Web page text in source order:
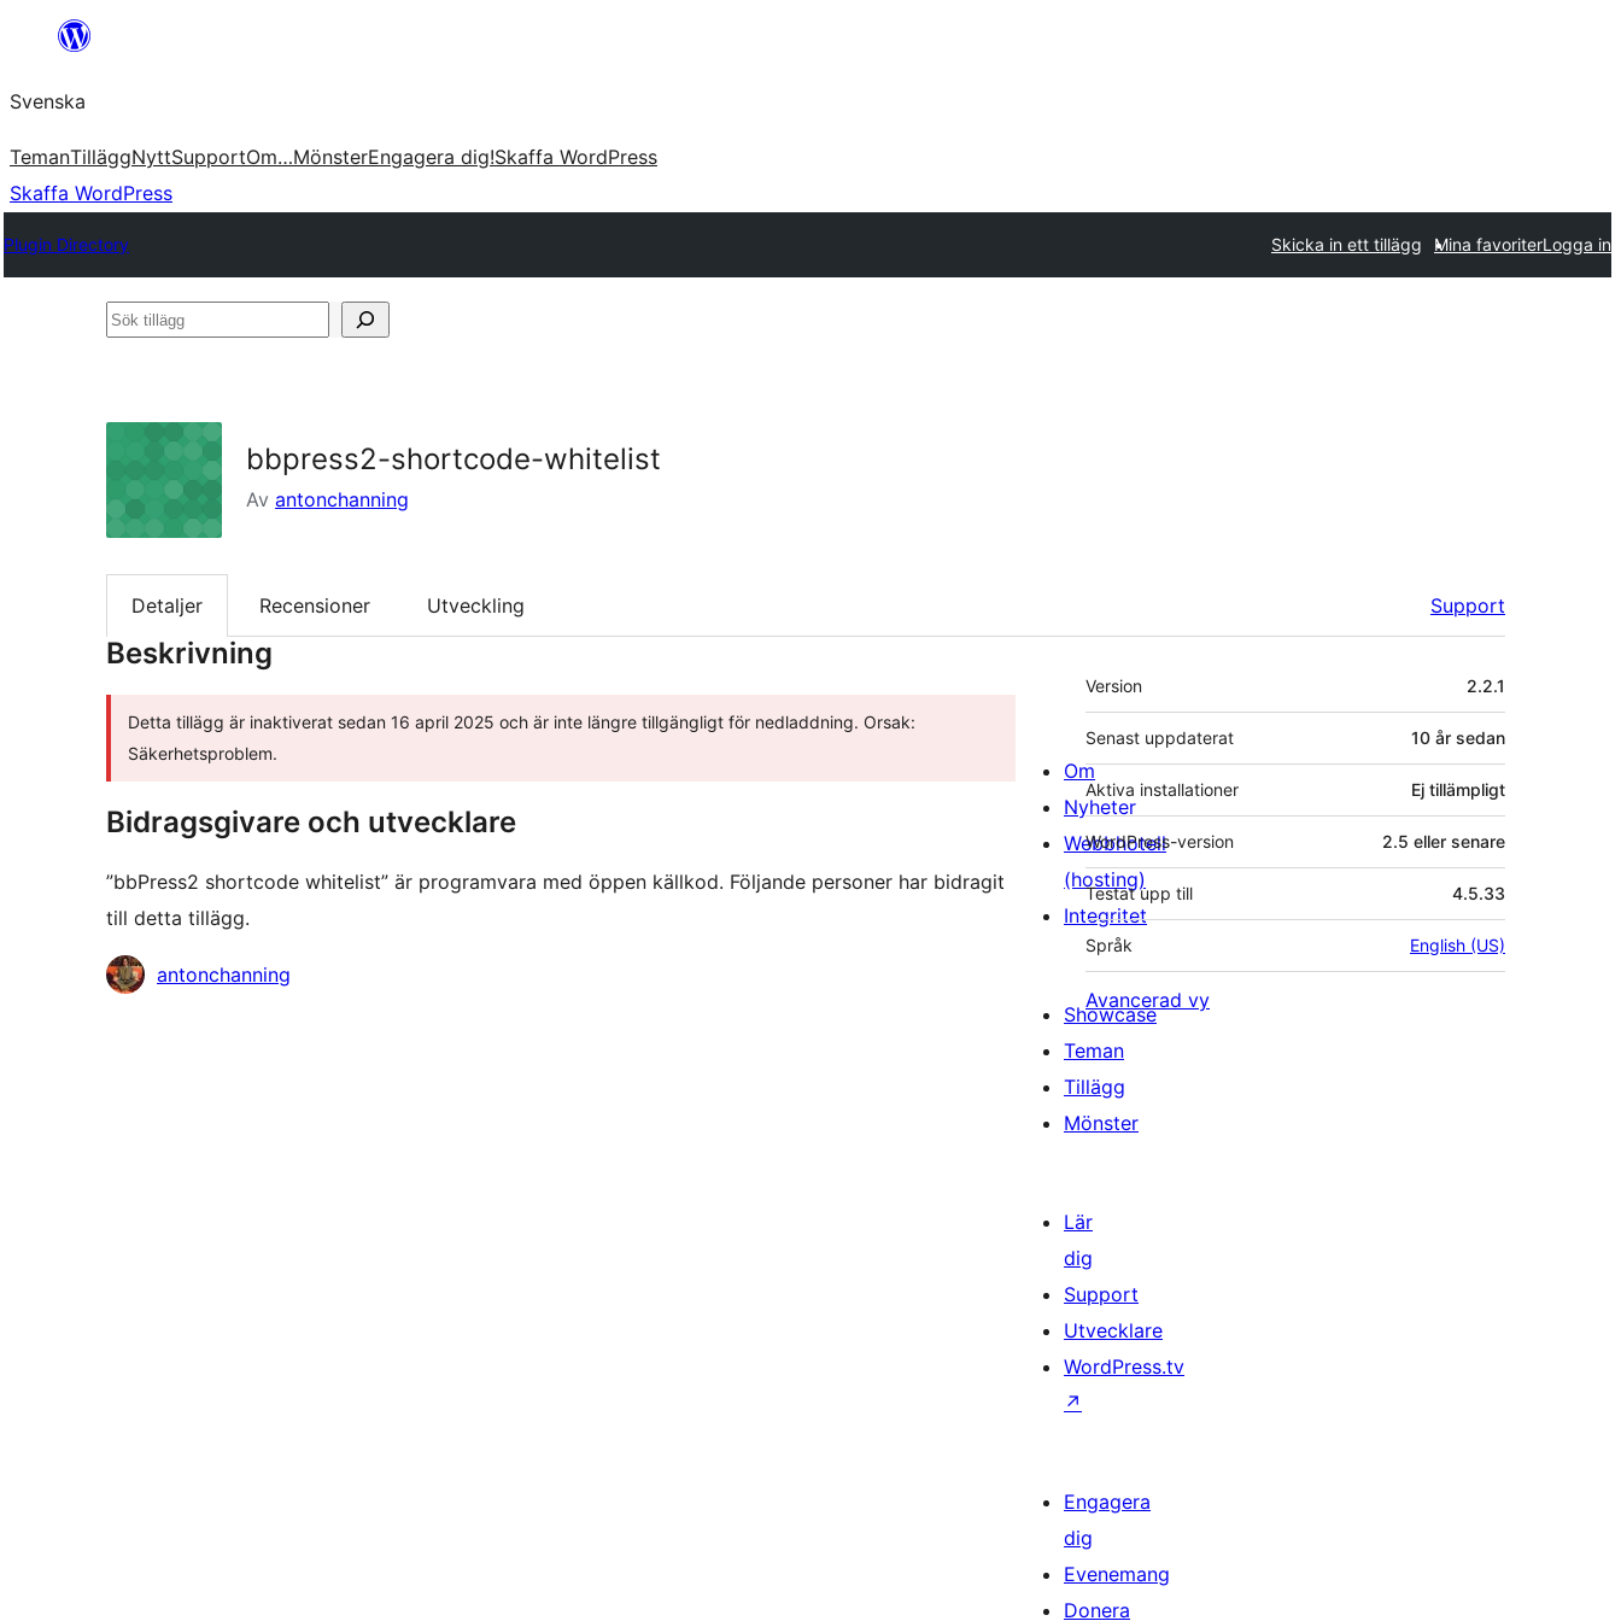
Hoppa
innehåll
Svenska
TemanTilläggNyttSupportOm…MönsterEngagera dig!Skaffa WordPress
Skaffa WordPress
Plugin Directory Skicka in ett tillägg Mina favoriterLogga in
Sök
bbpress2-shortcode-whitelist
Av antonchanning
Detaljer Recensioner Utveckling Support
Beskrivning
Detta tillägg är inaktiverat sedan 16 april 2025 och är inte längre tillgängligt för nedladdning. Orsak:
Säkerhetsproblem.
Bidragsgivare och utvecklare
”bbPress2 shortcode whitelist” är programvara med öppen källkod. Följande personer har bidragit
till detta tillägg.
Bidragandeantonchanning
Meta
Version 2.2.1
Senast uppdaterat 10 år sedan
Aktiva installationer Ej tillämpligt
WordPress-version 2.5 eller senare
Testat upp till 4.5.33
Språk English (US)
Avancerad vy
Om
Nyheter
Webbhotell
(hosting)
Integritet
Showcase
Teman
Tillägg
Mönster
Lär
dig
Support
Utvecklare
WordPress.tv
↗
Engagera
dig
Evenemang
Donera